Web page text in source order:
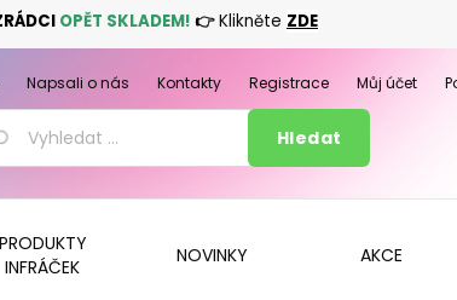
OPĚT SKLADEM! 👉Klikněte ZDE
PRODUKTY
INFRÁČEK
NOVINKY AKCE
Napsali o nás Kontakty Registrace Můj účet